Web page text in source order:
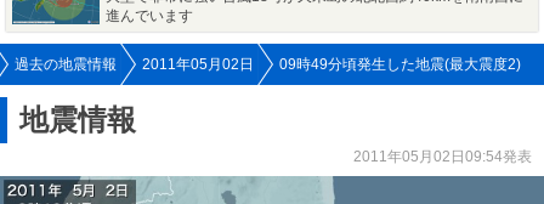
進んでいます
過去の地震情報 2011年05月02日 09時49分頃発生した地震(最大震度2)
地震情報
2011年05月02日09:54発表